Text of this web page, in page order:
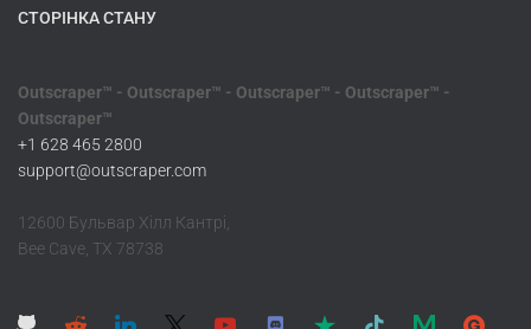
СТОРІНКА СТАНУ
Outscraper™ - Outscraper™ - Outscraper™ - Outscraper™ -
Outscraper™
+1 628 465 2800
support@outscraper.com
12600 Бульвар Хілл Кантрі,
Bee Cave, TX 78738